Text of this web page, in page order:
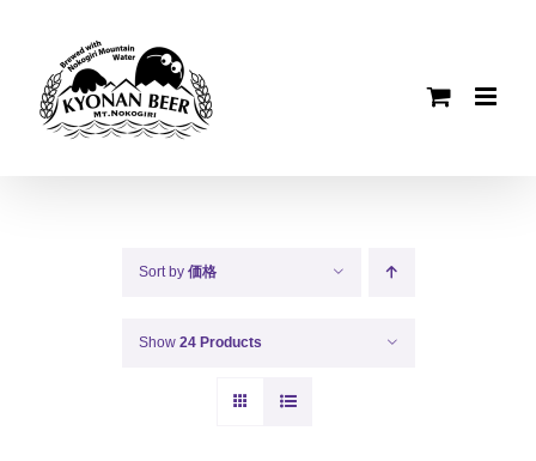
content
Sort by 価格
Show 24 Products